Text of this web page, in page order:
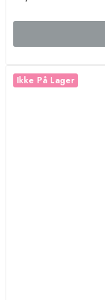
Ikke På Lager